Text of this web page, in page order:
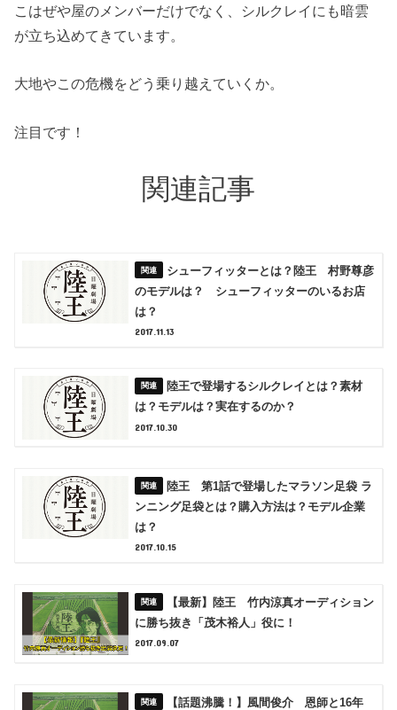
こはぜや屋のメンバーだけでなく、シルクレイにも暗雲
が立ち込めてきています。
大地やこの危機をどう乗り越えていくか。
注目です！
関連記事
シューフィッターとは？陸王 村野尊彦
のモデルは？ シューフィッターのいるお店
は？
2017.11.13
陸王で登場するシルクレイとは？素材
は？モデルは？実在するのか？
2017.10.30
陸王 第1話で登場したマラソン足袋 ラ
ンニング足袋とは？購入方法は？モデル企業
は？
2017.10.15
【最新】陸王 竹内涼真オーディション
に勝ち抜き「茂木裕人」役に！
2017.09.07
【話題沸騰！】風間俊介 恩師と16年